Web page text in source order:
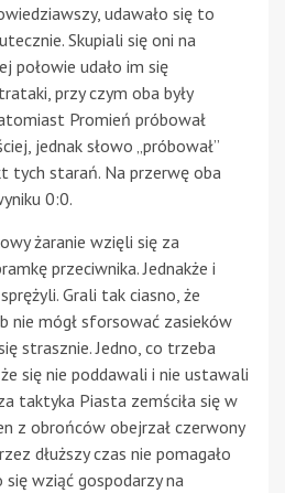
udawało się to
Skupiali się oni na
połowie udało im się
przy czym oba były
Promień próbował
jednak słowo „próbował”
tych starań. Na przerwę oba
0:0.
żaranie wzięli się za
przeciwnika. Jednakże i
Grali tak ciasno, że
nie mógł sforsować zasieków
strasznie. Jedno, co trzeba
się nie poddawali i nie ustawali
taktyka Piasta zemściła się w
z obrońców obejrzał czerwony
dłuższy czas nie pomagało
się wziąć gospodarzy na